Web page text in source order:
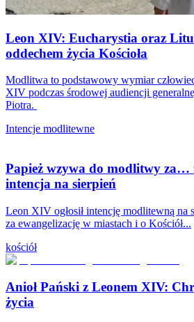
Leon XIV: Eucharystia oraz
oddechem życia Kościoła
Modlitwa to podstawowy wymiar
XIV podczas środowej audiencji
Piotra.
Intencje modlitewne
Papież wzywa do modlitwy za…
intencja na sierpień
Leon XIV ogłosił intencję modlitewną na
za ewangelizację w miastach i o Kościół...
kościół
Anioł Pański z Leonem XIV:
życia